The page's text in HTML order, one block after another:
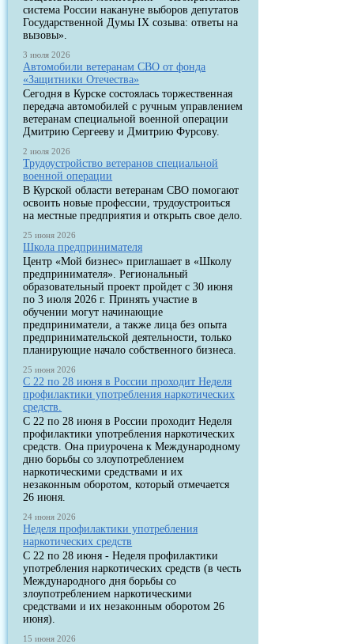
система России накануне выборов депутатов
Государственной Думы IX созыва: ответы на
вызовы».
3 июля 2026
Автомобили ветеранам СВО от фонда
«Защитники Отечества»
Сегодня в Курске состоялась торжественная
передача автомобилей с ручным управлением
ветеранам специальной военной операции
Дмитрию Сергееву и Дмитрию Фурсову.
2 июля 2026
Трудоустройство ветеранов специальной
военной операции
В Курской области ветеранам СВО помогают
освоить новые профессии, трудоустроиться
на местные предприятия и открыть свое дело.
25 июня 2026
Школа предпринимателя
Центр «Мой бизнес» приглашает в «Школу
предпринимателя». Региональный
образовательный проект пройдет с 30 июня
по 3 июля 2026 г. Принять участие в
обучении могут начинающие
предприниматели, а также лица без опыта
предпринимательской деятельности, только
планирующие начало собственного бизнеса.
25 июня 2026
С 22 по 28 июня в России проходит Неделя
профилактики употребления наркотических
средств.
С 22 по 28 июня в России проходит Неделя
профилактики употребления наркотических
средств. Она приурочена к Международному
дню борьбы со злоупотреблением
наркотическими средствами и их
незаконным оборотом, который отмечается
26 июня.
24 июня 2026
Неделя профилактики употребления
наркотических средств
С 22 по 28 июня - Неделя профилактики
употребления наркотических средств (в честь
Международного дня борьбы со
злоупотреблением наркотическими
средствами и их незаконным оборотом 26
июня).
15 июня 2026